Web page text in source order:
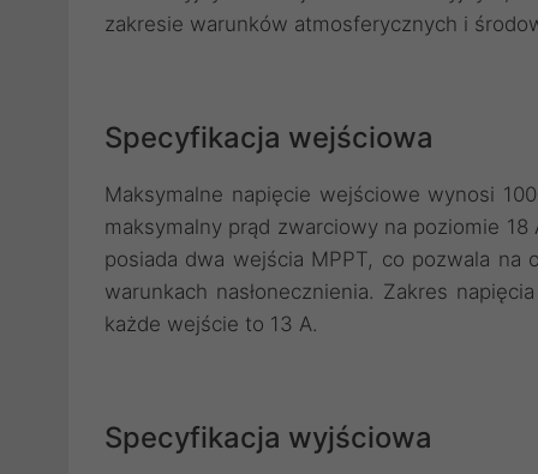
zakresie warunków atmosferycznych i
Specyfikacja wejściowa
Maksymalne napięcie wejściowe wynosi
maksymalny prąd zwarciowy na poziomie
posiada dwa wejścia MPPT, co pozwala
warunkach nasłonecznienia. Zakres
każde wejście to 13 A.
Specyfikacja wyjściowa